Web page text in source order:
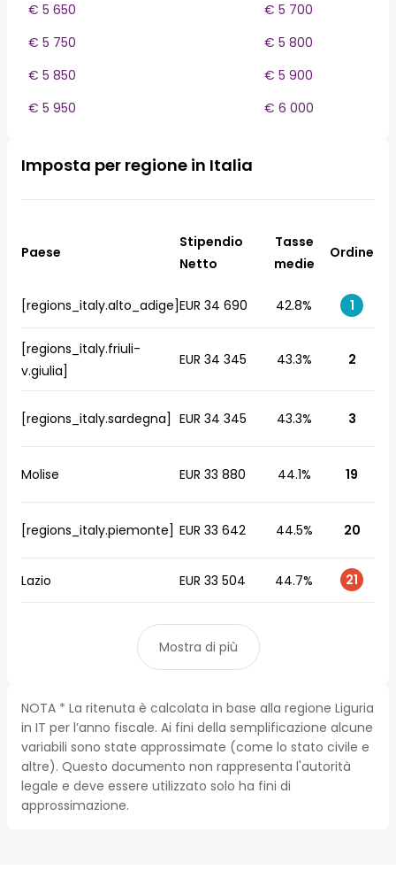
€ 5 650
€ 5 700
€ 5 750
€ 5 800
€ 5 850
€ 5 900
€ 5 950
€ 6 000
Imposta per regione in Italia
Paese
Stipendio
Netto
Tasse
medie
Ordine
[regions_italy.alto_adige]EUR 34 690 42.8% 1
[regions_italy.friuli-
v.giulia]
EUR 34 345 43.3% 2
[regions_italy.sardegna] EUR 34 345 43.3% 3
Molise EUR 33 880 44.1% 19
[regions_italy.piemonte] EUR 33 642 44.5% 20
Lazio EUR 33 504 44.7% 21
Mostra di più
NOTA * La ritenuta è calcolata in base alla regione Liguria
in IT per l’anno fiscale. Ai fini della semplificazione alcune
variabili sono state approssimate (come lo stato civile e
altre). Questo documento non rappresenta l'autorità
legale e deve essere utilizzato solo ha fini di
approssimazione.